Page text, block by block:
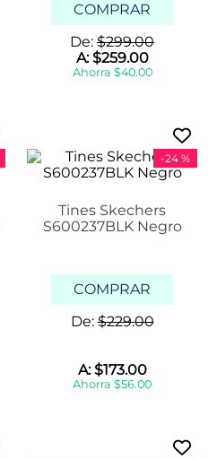
COMPRAR
De: $299.00
A:$259.00
Ahorra $40.00
-24 %
Tines Skechers
S600237BLK Negro
COMPRAR
De:$229.00
A:$173.00
Ahorra $56.00